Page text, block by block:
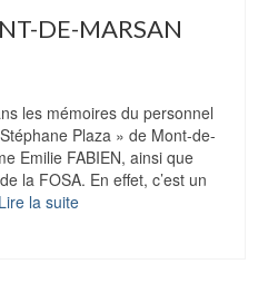
DE-MARSAN
les mémoires du personnel
Plaza » de Mont-de-
Emilie FABIEN, ainsi que
la FOSA. En effet, c’est un
Lire la suite